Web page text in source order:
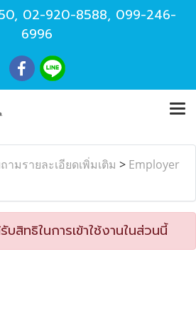
, 02-920-8588, 099-246-
6996
ามรายละเอียดเพิ่มเติม > Employer
สิทธิในการเข้าใช้งานในส่วนนี้